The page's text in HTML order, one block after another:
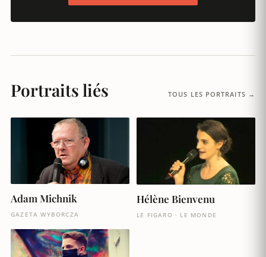
Portraits liés TOUS LES PORTRAITS →
Adam Michnik
GAZETA WYBORCZA
Hélène Bienvenu
LE FIGARO · LE MONDE